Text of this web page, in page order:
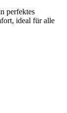
perfektes
ideal für alle